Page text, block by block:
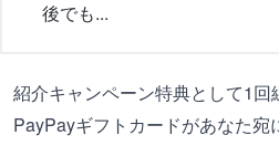
後でも...
紹介キャンペーン特典として1
PayPayギフトカードがあなた宛